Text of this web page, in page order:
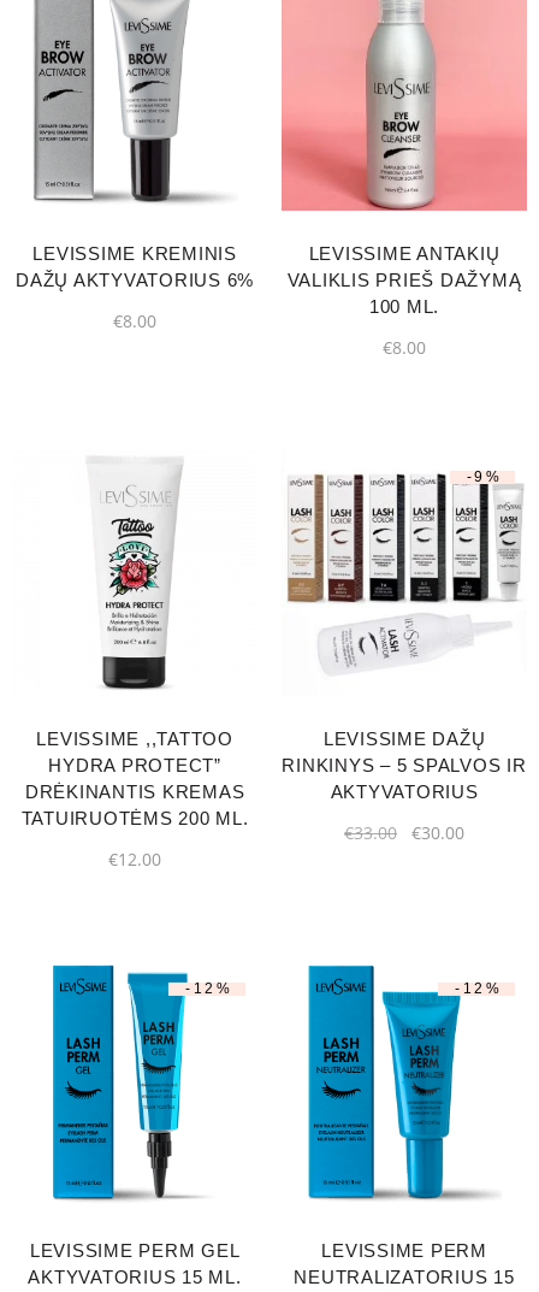
LEVISSIME KREMINIS
DAŽŲ AKTYVATORIUS 6%
€8.00
LEVISSIME ANTAKIŲ
VALIKLIS PRIEŠ DAŽYMĄ
100 ML.
€8.00
LEVISSIME ,,TATTOO
HYDRA PROTECT”
DRĖKINANTIS KREMAS
TATUIRUOTĖMS 200 ML.
€12.00
-9%
LEVISSIME DAŽŲ
RINKINYS – 5 SPALVOS IR
AKTYVATORIUS
€33.00 €30.00
-12%
LEVISSIME PERM GEL
AKTYVATORIUS 15 ML.
-12%
LEVISSIME PERM
NEUTRALIZATORIUS 15